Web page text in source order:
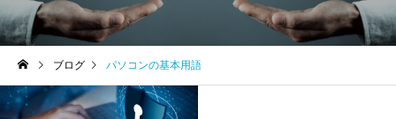
ブログ パソコンの基本用語